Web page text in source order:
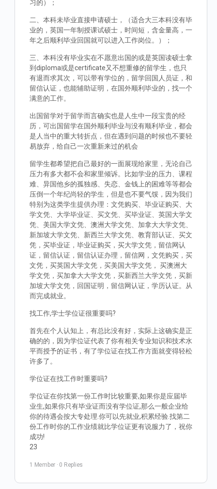
习的）；
二、本科未毕业直接申请硕士，（适合大三本科没有毕
业的，英国一年制授课试硕士，时间短，含金量高，一
年之后顺利毕业回国就可以进入工作岗位。）；
三、本科没有毕业实在不愿意出国的或是英国读硕士拿
到diploma或是certificate又不想重修的留学生，也只
有退而求其次，可以带有学位的，留学回国人员证，和
留信认证，也能辅助证明，在国外顺利毕业的，找一个
满意的工作。
出国留学对于留学而言确实也是人生中一段宝贵的经
历，可出国留学在国外顺利毕业与没有顺利毕业，都会
是人当中的重大转折点，但在遇到问题的时候也不要轻
易放弃，给自己一次重新来过的机会
留学生都希望把自己最好的一面展现给家里，无论自己
压力有多大都不会和家里倾诉。比如学业的压力、课程
难、异国他乡的孤独感、失恋、金钱上的困难等等都会
压倒一个年纪尚轻的学生，但是也不要气馁，因为我们
特别为这类学生提供办理：文凭购买、毕业证购买、大
学文凭、大学毕业证、买文凭、买毕业证、英国大学文
凭、美国大学文凭、澳洲大学文凭、加拿大大学文凭、
新加坡大学文凭、新西兰大学文凭、教育部认证、买文
凭，买毕业证，毕业证购买，买大学文凭，留信网认
证，留信认证，留信认证办理，留信网，文凭购买，买
文凭，买英国大学文凭，买美国大学文凭， 买澳洲大
学文凭，买加拿大大学文凭，买新西兰大学文凭，买新
加坡大学文凭，回国证明，留信网认证，学历认证。从
而完成就业。
找工作,学士学位证很重要吗?
首先在个人认知上，有总比没有好，实际上这确实是正
确的的，因为学位证代表了你有相关专业知识和技术水
平而授予的证书，有了学位证在找工作方面就变得轻松
许多了。
学位证在找工作时重要吗?
学位证在你找第一份工作时比较重要,如果你是应届毕
业生,如果你只有毕业证而没有学位证,那么一般企业给
你的待遇会按大专处理.你可以先就业,积累经验.找第二
份工作时你的工作业绩就比学位证更有说服力了，祝你
成功!
23
1 Member · 0 Replies